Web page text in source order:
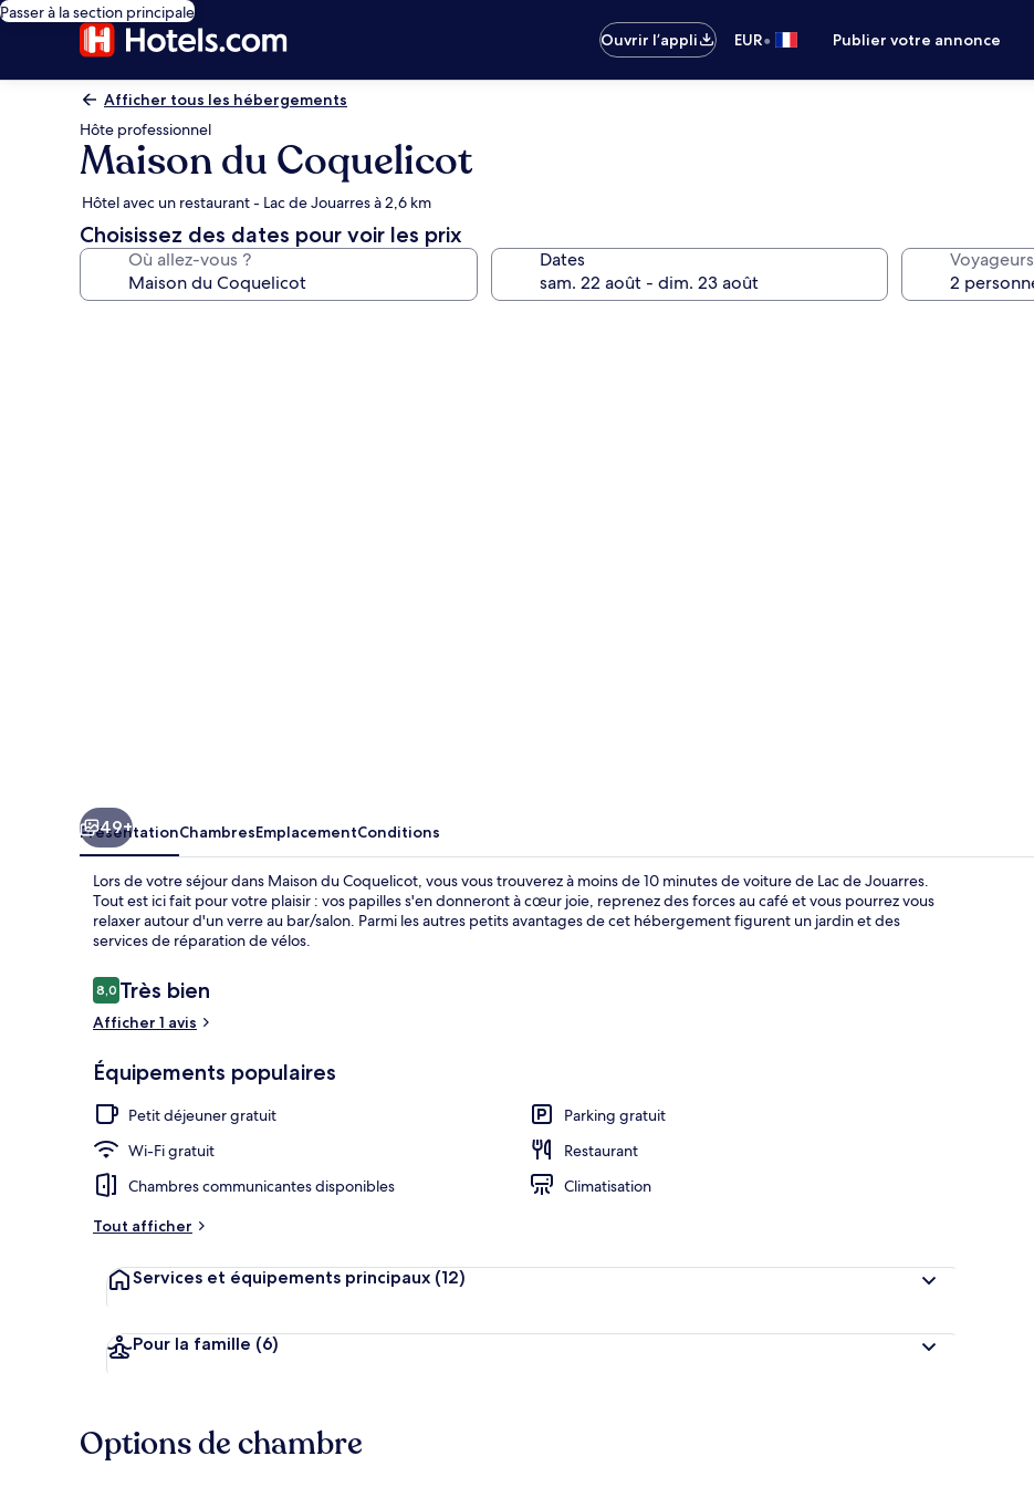
Passer à la section principale
Ouvrir l’appli
EUR• Publier votre annonce
Afficher tous les hébergements
Hôte professionnel
Maison du Coquelicot
Hôtel avec un restaurant - Lac de Jouarres à 2,6 km
Choisissez des dates pour voir les prix
Où allez-vous ? Dates Voyageurs
49+
PrésentationChambresEmplacementConditions
Lors de votre séjour dans Maison du Coquelicot, vous vous trouverez à moins de 10 minutes de voiture de Lac de Jouarres.
Tout est ici fait pour votre plaisir : vos papilles s'en donneront à cœur joie, reprenez des forces au café et vous pourrez vous
relaxer autour d'un verre au bar/salon. Parmi les autres petits avantages de cet hébergement figurent un jardin et des
services de réparation de vélos.
Avis
voyageurs
8,08,0 sur 10
Très bien
Afficher 1 avis
Équipements populaires
Petit déjeuner gratuit
Parking gratuit
Wi-Fi gratuit
Restaurant
Chambres communicantes disponibles
Climatisation
Tout afficher
Services et équipements principaux (12)
Pour la famille (6)
Options de chambre